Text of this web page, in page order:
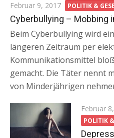
Posted
on
Februar 9, 2017 POLITIK &
Cyberbullying – Mobbing
Beim Cyberbullying wird
längeren Zeitraum per
Kommunikationsmittel
gemacht. Die Täter nennt
von Minderjährigen
Posted
on
Februar
POLITIK